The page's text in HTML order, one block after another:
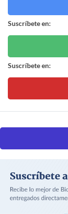
Suscríbete en:
Suscríbete en: